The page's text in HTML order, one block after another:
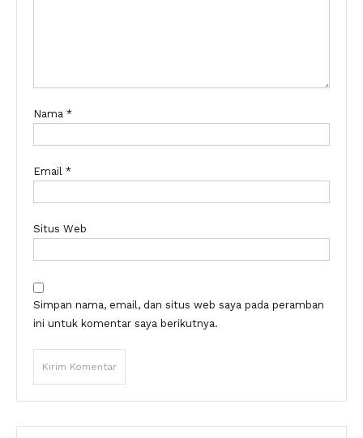
Nama *
Email *
Situs Web
Simpan nama, email, dan situs web saya pada peramban
ini untuk komentar saya berikutnya.